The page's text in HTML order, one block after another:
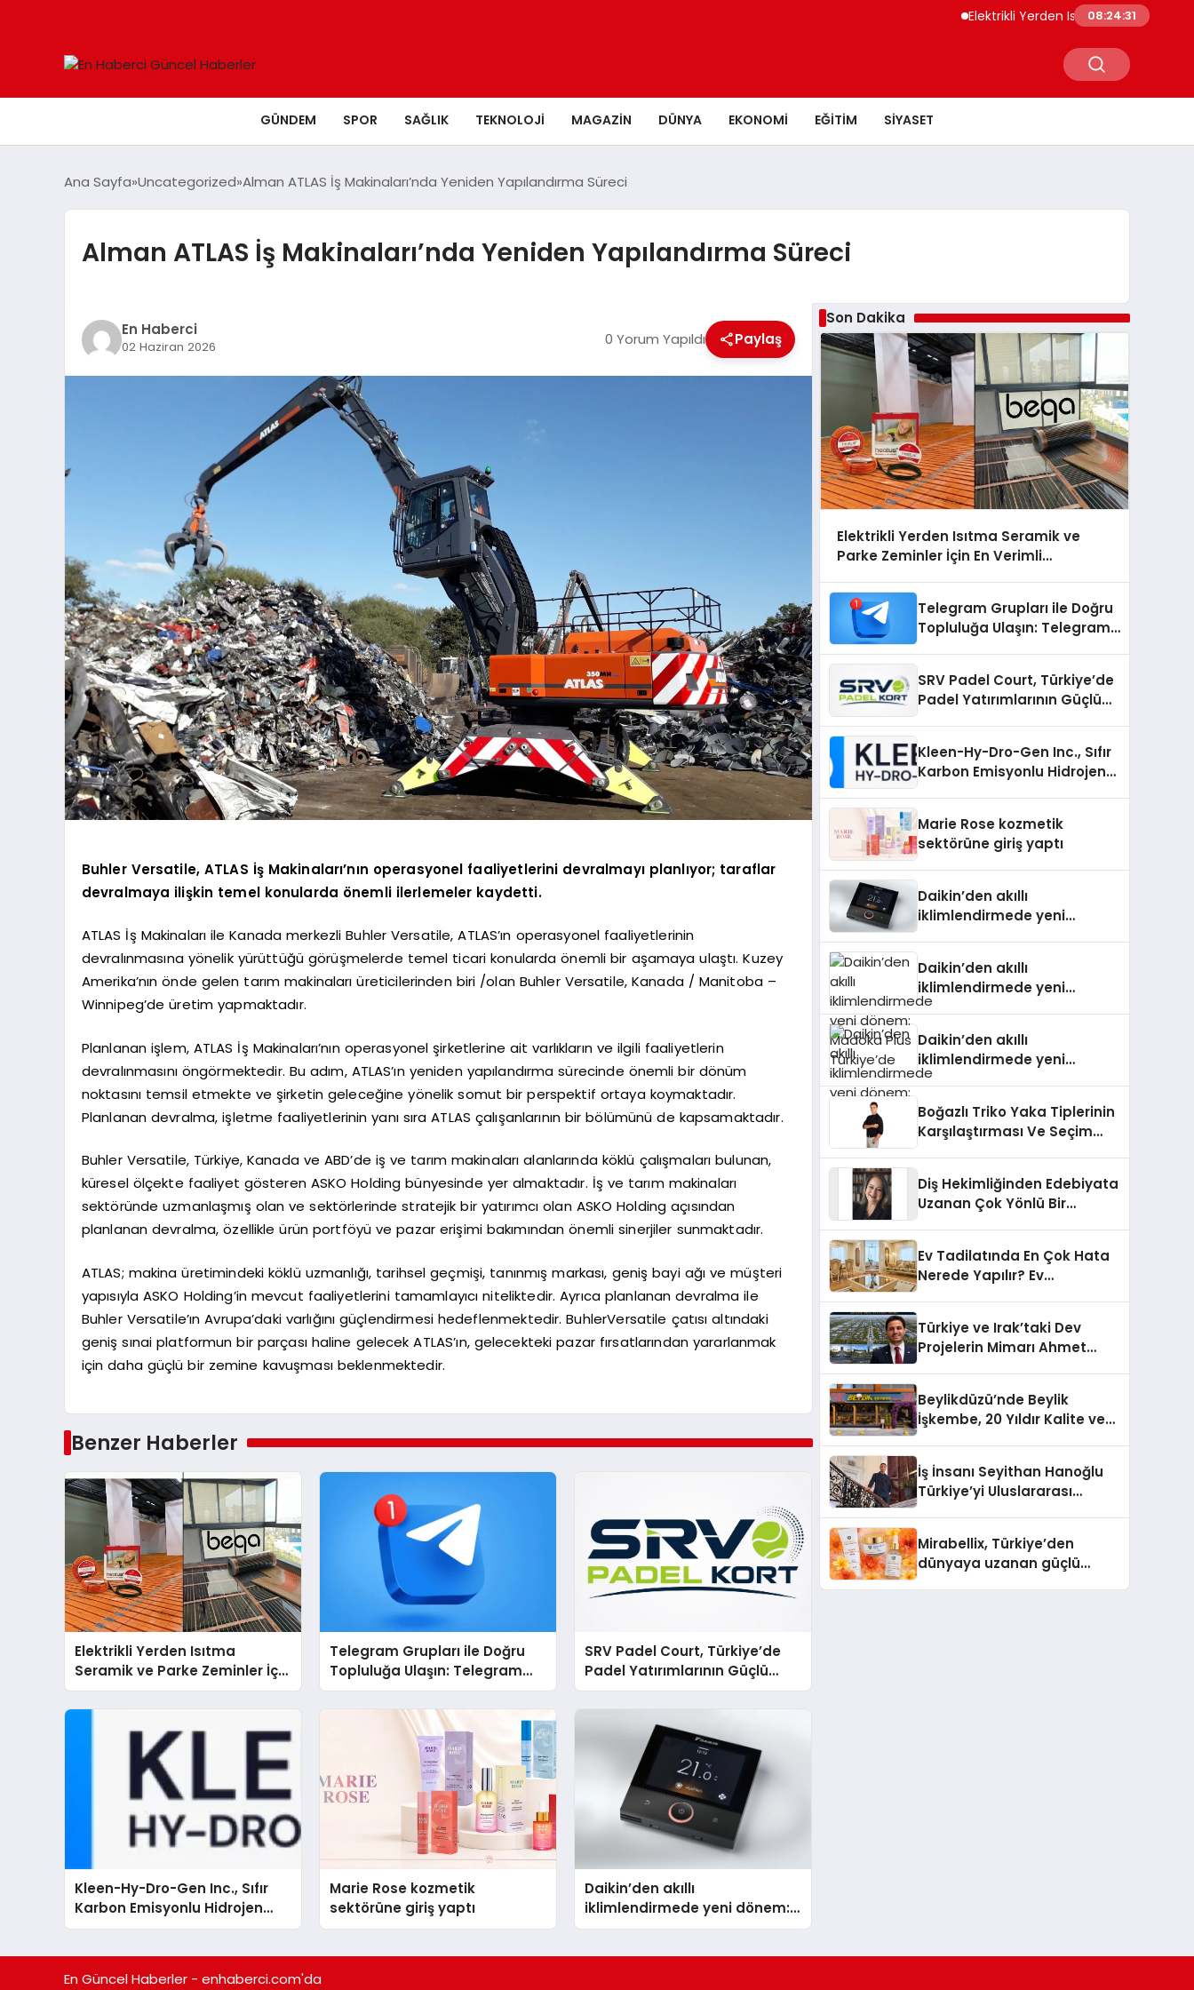
Elektrikli Yerden Isıtma Seramik ve
08:24:31
GÜNDEM SPOR SAĞLIK TEKNOLOJI MAGAZIN DÜNYA EKONOMI EĞITIM SIYASET
Ana Sayfa Uncategorized Alman ATLAS İş Makinaları’nda Yeniden Yapılandırma Süreci
Alman ATLAS İş Makinaları’nda Yeniden Yapılandırma Süreci
En Haberci
02 Haziran 2026 0 Yorum Yapıldı Paylaş
Buhler Versatile, ATLAS İş Makinaları’nın operasyonel faaliyetlerini devralmayı planlıyor; taraflar
devralmaya ilişkin temel konularda önemli ilerlemeler kaydetti.
ATLAS İş Makinaları ile Kanada merkezli Buhler Versatile, ATLAS’ın operasyonel faaliyetlerinin
devralınmasına yönelik yürüttüğü görüşmelerde temel ticari konularda önemli bir aşamaya ulaştı. Kuzey
Amerika’nın önde gelen tarım makinaları üreticilerinden biri /olan Buhler Versatile, Kanada / Manitoba –
Winnipeg’de üretim yapmaktadır.
Planlanan işlem, ATLAS İş Makinaları’nın operasyonel şirketlerine ait varlıkların ve ilgili faaliyetlerin
devralınmasını öngörmektedir. Bu adım, ATLAS’ın yeniden yapılandırma sürecinde önemli bir dönüm
noktasını temsil etmekte ve şirketin geleceğine yönelik somut bir perspektif ortaya koymaktadır.
Planlanan devralma, işletme faaliyetlerinin yanı sıra ATLAS çalışanlarının bir bölümünü de kapsamaktadır.
Buhler Versatile, Türkiye, Kanada ve ABD’de iş ve tarım makinaları alanlarında köklü çalışmaları bulunan,
küresel ölçekte faaliyet gösteren ASKO Holding bünyesinde yer almaktadır. İş ve tarım makinaları
sektöründe uzmanlaşmış olan ve sektörlerinde stratejik bir yatırımcı olan ASKO Holding açısından
planlanan devralma, özellikle ürün portföyü ve pazar erişimi bakımından önemli sinerjiler sunmaktadır.
ATLAS; makina üretimindeki köklü uzmanlığı, tarihsel geçmişi, tanınmış markası, geniş bayi ağı ve müşteri
yapısıyla ASKO Holding’in mevcut faaliyetlerini tamamlayıcı niteliktedir. Ayrıca planlanan devralma ile
Buhler Versatile’ın Avrupa’daki varlığını güçlendirmesi hedeflenmektedir. BuhlerVersatile çatısı altındaki
geniş sınai platformun bir parçası haline gelecek ATLAS’ın, gelecekteki pazar fırsatlarından yararlanmak
için daha güçlü bir zemine kavuşması beklenmektedir.
Benzer Haberler
Elektrikli Yerden Isıtma
Seramik ve Parke Zeminler İçin
En Verimli Çözümler
Telegram Grupları ile Doğru
Topluluğa Ulaşın: Telegram
Gruplarıyla Online
Topluluklara Katılım
SRV Padel Court, Türkiye’de
Padel Yatırımlarının Güçlü
Markası Olmayı Sürdürüyor
Kleen-Hy-Dro-Gen Inc., Sıfır
Karbon Emisyonlu Hidrojen
Isıtma Teknolojisinde ISO ve
Marie Rose kozmetik
sektörüne giriş yaptı
Daikin’den akıllı
iklimlendirmede yeni dönem:
Madoka Plus Türkiye’de
Son Dakika
Elektrikli Yerden Isıtma Seramik ve
Parke Zeminler İçin En Verimli
Telegram Grupları ile Doğru
Topluluğa Ulaşın: Telegram
SRV Padel Court, Türkiye’de
Padel Yatırımlarının Güçlü
Kleen-Hy-Dro-Gen Inc., Sıfır
Karbon Emisyonlu Hidrojen
Aldı
Marie Rose kozmetik
sektörüne giriş yaptı
Daikin’den akıllı
iklimlendirmede yeni
Daikin’den akıllı
iklimlendirmede yeni
dönem: Madoka Plus
Daikin’den akıllı
iklimlendirmede yeni
dönem: Madoka Plus
Boğazlı Triko Yaka Tiplerinin
Karşılaştırması Ve Seçim
Diş Hekimliğinden Edebiyata
Uzanan Çok Yönlü Bir
Ev Tadilatında En Çok Hata
Nerede Yapılır? Ev
Türkiye ve Irak’taki Dev
Projelerin Mimarı Ahmet
Holding Industrial City”
Projesini Hayata Geçirecek
Beylikdüzü’nde Beylik
İşkembe, 20 Yıldır Kalite ve
İş İnsanı Seyithan Hanoğlu
Türkiye’yi Uluslararası
Mirabellix, Türkiye’den
dünyaya uzanan güçlü
En Güncel Haberler - enhaberci.com'da